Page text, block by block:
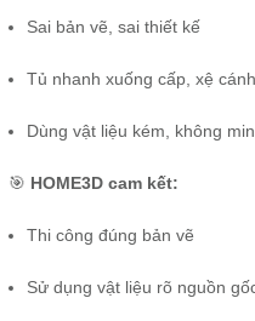
Sai bản vẽ, sai thiết kế
Tủ nhanh xuống cấp, xệ
Dùng vật liệu kém, không
🎯 HOME3D cam kết:
Thi công đúng bản vẽ
Sử dụng vật liệu rõ nguồn